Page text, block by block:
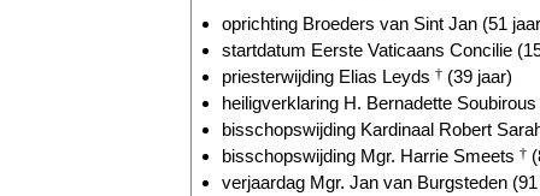
oprichting Broeders van Sint Jan (51
startdatum Eerste Vaticaans Concilie
priesterwijding Elias Leyds † (39 jaar)
heiligverklaring H. Bernadette Soubirous
bisschopswijding Kardinaal Robert
bisschopswijding Mgr. Harrie Smeets †
verjaardag Mgr. Jan van Burgsteden